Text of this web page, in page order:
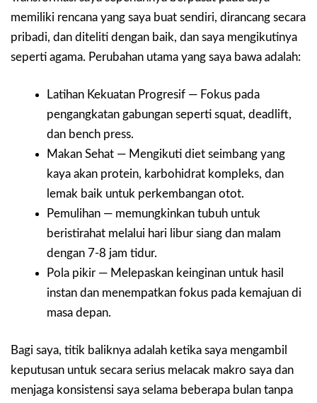
memiliki rencana yang saya buat sendiri, dirancang secara
pribadi, dan diteliti dengan baik, dan saya mengikutinya
seperti agama. Perubahan utama yang saya bawa adalah:
Latihan Kekuatan Progresif — Fokus pada
pengangkatan gabungan seperti squat, deadlift,
dan bench press.
Makan Sehat — Mengikuti diet seimbang yang
kaya akan protein, karbohidrat kompleks, dan
lemak baik untuk perkembangan otot.
Pemulihan — memungkinkan tubuh untuk
beristirahat melalui hari libur siang dan malam
dengan 7-8 jam tidur.
Pola pikir — Melepaskan keinginan untuk hasil
instan dan menempatkan fokus pada kemajuan di
masa depan.
Bagi saya, titik baliknya adalah ketika saya mengambil
keputusan untuk secara serius melacak makro saya dan
menjaga konsistensi saya selama beberapa bulan tanpa